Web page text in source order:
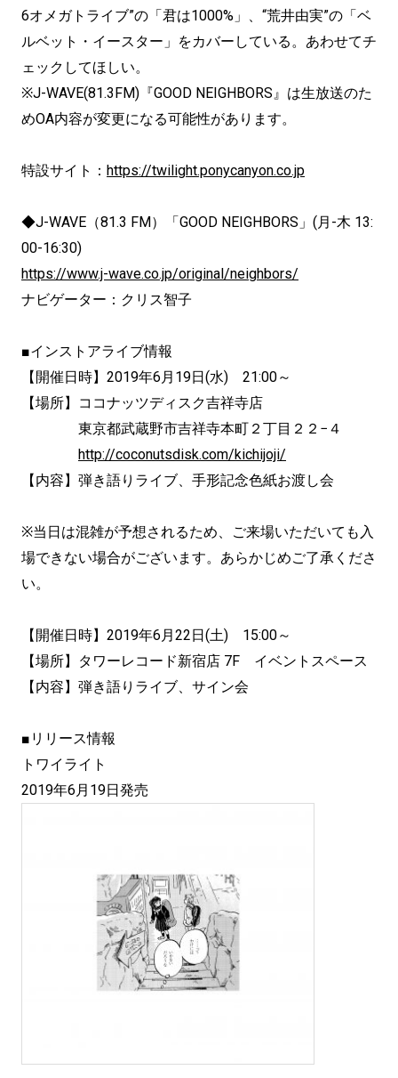
6オメガトライブ”の「君は1000%」、“荒井由実”の「ベ
ルベット・イースター」をカバーしている。あわせてチ
ェックしてほしい。
※J-WAVE(81.3FM)『GOOD NEIGHBORS』は生放送のた
めOA内容が変更になる可能性があります。
特設サイト： https://twilight.ponycanyon.co.jp
◆J-WAVE（81.3 FM）「GOOD NEIGHBORS」(月-木 13:
00-16:30)
https://www.j-wave.co.jp/original/neighbors/
ナビゲーター：クリス智子
■インストアライブ情報
【開催日時】2019年6月19日(水) 21:00～
【場所】ココナッツディスク吉祥寺店
東京都武蔵野市吉祥寺本町２丁目２２−４
http://coconutsdisk.com/kichijoji/
【内容】弾き語りライブ、手形記念色紙お渡し会
※当日は混雑が予想されるため、ご来場いただいても入
場できない場合がございます。あらかじめご了承くださ
い。
【開催日時】2019年6月22日(土) 15:00～
【場所】タワーレコード新宿店 7F イベントスペース
【内容】弾き語りライブ、サイン会
■リリース情報
トワイライト
2019年6月19日発売